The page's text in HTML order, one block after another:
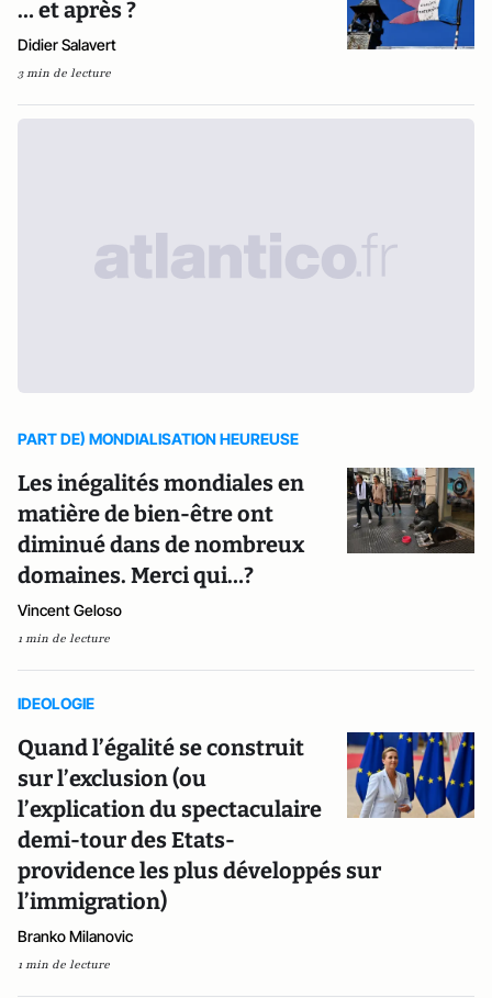
… et après ?
Didier Salavert
3 min de lecture
PART DE) MONDIALISATION HEUREUSE
Les inégalités mondiales en
matière de bien-être ont
diminué dans de nombreux
domaines. Merci qui…?
Vincent Geloso
1 min de lecture
IDEOLOGIE
Quand l’égalité se construit
sur l’exclusion (ou
l’explication du spectaculaire
demi-tour des Etats-
providence les plus développés sur
l’immigration)
Branko Milanovic
1 min de lecture